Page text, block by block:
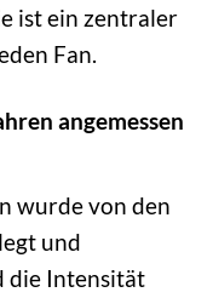
ist ein zentraler
Fan.
angemessen
wurde von den
und
die Intensität